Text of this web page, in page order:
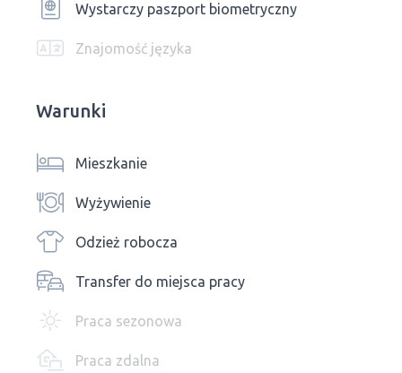
Wystarczy paszport biometryczny
Znajomość języka
Warunki
Mieszkanie
Wyżywienie
Odzież robocza
Transfer do miejsca pracy
Praca sezonowa
Praca zdalna